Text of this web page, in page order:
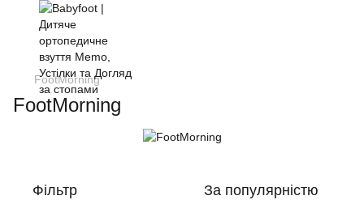
FootMorning
FootMorning
Фільтр За популярністю